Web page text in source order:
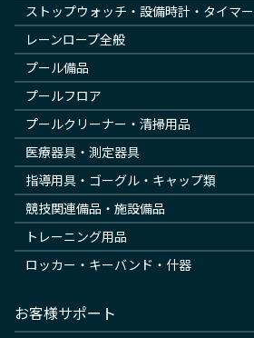
ストップウォッチ・設備時計・タイマー
レーンロープ全般
プール備品
プールフロア
プールクリーナー・清掃用品
医療器具・測定器具
指導用具・ゴーグル・キャップ類
競技関連備品・施設備品
トレーニング用品
ロッカー・キーバンド・什器
お客様サポート